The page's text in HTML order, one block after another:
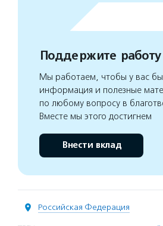
Поддержите
Мы работаем, чтобы у вас
информация и полезные
по любому вопросу в
Вместе мы этого достигнем
Внести вклад
Российская Федерация